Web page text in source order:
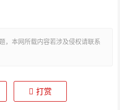
，本网所载内容若涉及侵权请联系
打赏